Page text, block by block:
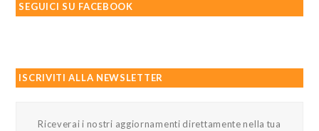
SEGUICI SU FACEBOOK
ISCRIVITI ALLA NEWSLETTER
Riceverai i nostri aggiornamenti direttamente nella tua